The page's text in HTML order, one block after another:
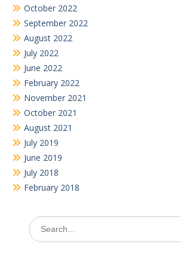
October 2022
September 2022
August 2022
July 2022
June 2022
February 2022
November 2021
October 2021
August 2021
July 2019
June 2019
July 2018
February 2018
Search
for: